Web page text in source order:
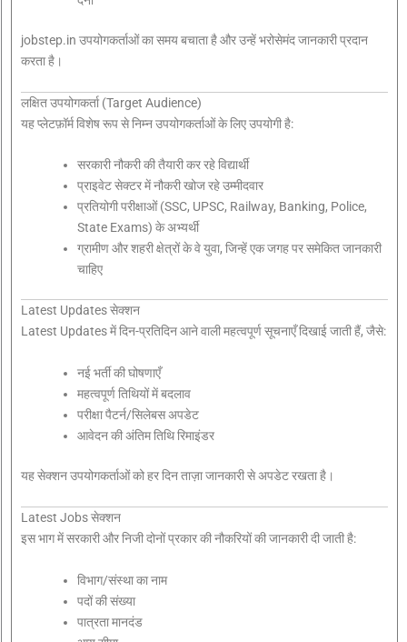
jobstep.in उपयोगकर्ताओं का समय बचाता है और उन्हें भरोसेमंद जानकारी प्रदान
करता है।
लक्षित उपयोगकर्ता (Target Audience)
यह प्लेटफ़ॉर्म विशेष रूप से निम्न उपयोगकर्ताओं के लिए उपयोगी है:
सरकारी नौकरी की तैयारी कर रहे विद्यार्थी
प्राइवेट सेक्टर में नौकरी खोज रहे उम्मीदवार
प्रतियोगी परीक्षाओं (SSC, UPSC, Railway, Banking, Police,
State Exams) के अभ्यर्थी
ग्रामीण और शहरी क्षेत्रों के वे युवा, जिन्हें एक जगह पर समेकित जानकारी
चाहिए
Latest Updates सेक्शन
Latest Updates में दिन-प्रतिदिन आने वाली महत्वपूर्ण सूचनाएँ दिखाई जाती हैं, जैसे:
नई भर्ती की घोषणाएँ
महत्वपूर्ण तिथियों में बदलाव
परीक्षा पैटर्न/सिलेबस अपडेट
आवेदन की अंतिम तिथि रिमाइंडर
यह सेक्शन उपयोगकर्ताओं को हर दिन ताज़ा जानकारी से अपडेट रखता है।
Latest Jobs सेक्शन
इस भाग में सरकारी और निजी दोनों प्रकार की नौकरियों की जानकारी दी जाती है:
विभाग/संस्था का नाम
पदों की संख्या
पात्रता मानदंड